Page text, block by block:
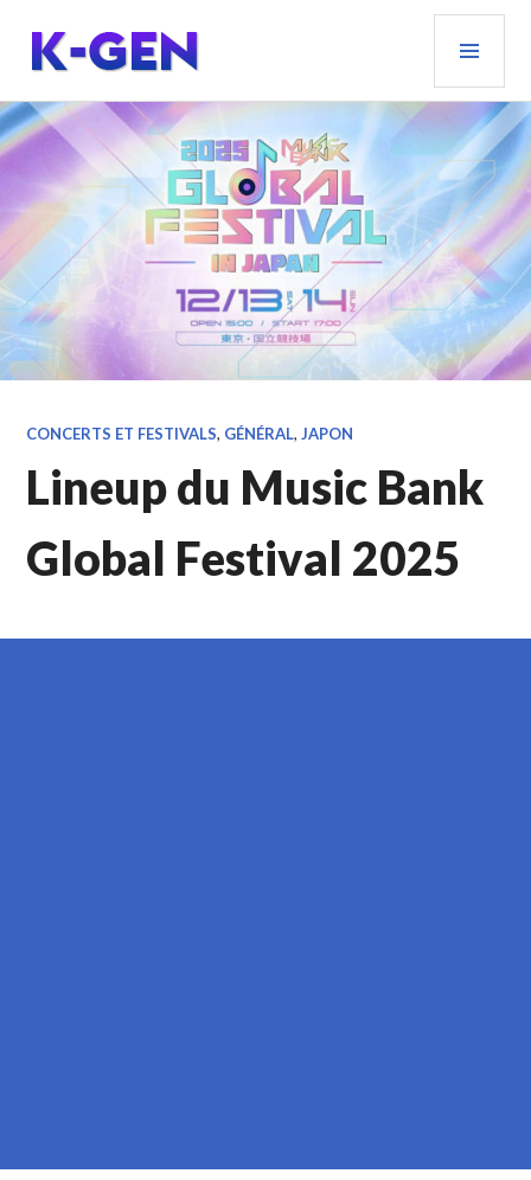
contenu
principal
K-GEN
CONCERTS ET FESTIVALS, GÉNÉRAL,JAPON
Lineup du Music Bank
Global Festival 2025